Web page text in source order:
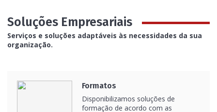
Soluções Empresariais
Serviços e soluções adaptáveis às necessidades da sua
organização.
Formatos
Disponibilizamos soluções de
formação de acordo com as